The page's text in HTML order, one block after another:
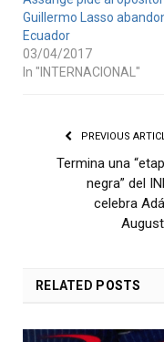
Guillermo Lasso
Ecuador
03/04/2017
In "INTERNACIONAL"
PREVIOUS
Termina una
negra” del
celebra
RELATED POSTS